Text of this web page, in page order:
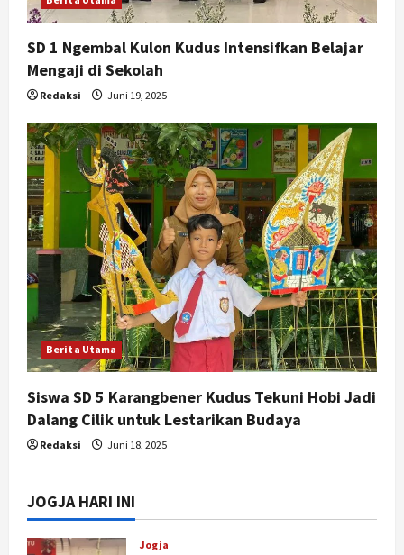
SD 1 Ngembal Kulon Kudus Intensifkan Belajar
Mengaji di Sekolah
Redaksi Juni 19, 2025
Berita Utama
Siswa SD 5 Karangbener Kudus Tekuni Hobi Jadi
Dalang Cilik untuk Lestarikan Budaya
Redaksi Juni 18, 2025
JOGJA HARI INI
Jogja